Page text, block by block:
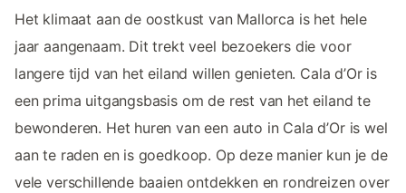
Het klimaat aan de oostkust van Mallorca is het hele
jaar aangenaam. Dit trekt veel bezoekers die voor
langere tijd van het eiland willen genieten. Cala d’Or is
een prima uitgangsbasis om de rest van het eiland te
bewonderen. Het huren van een auto in Cala d’Or is wel
aan te raden en is goedkoop. Op deze manier kun je de
vele verschillende baaien ontdekken en rondreizen over